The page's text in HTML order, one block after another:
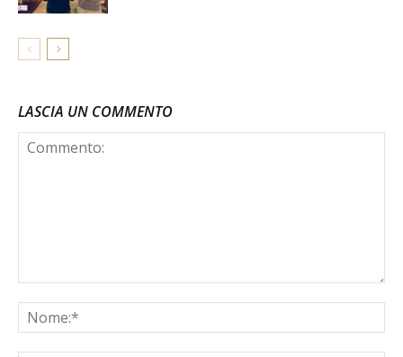
LASCIA UN COMMENTO